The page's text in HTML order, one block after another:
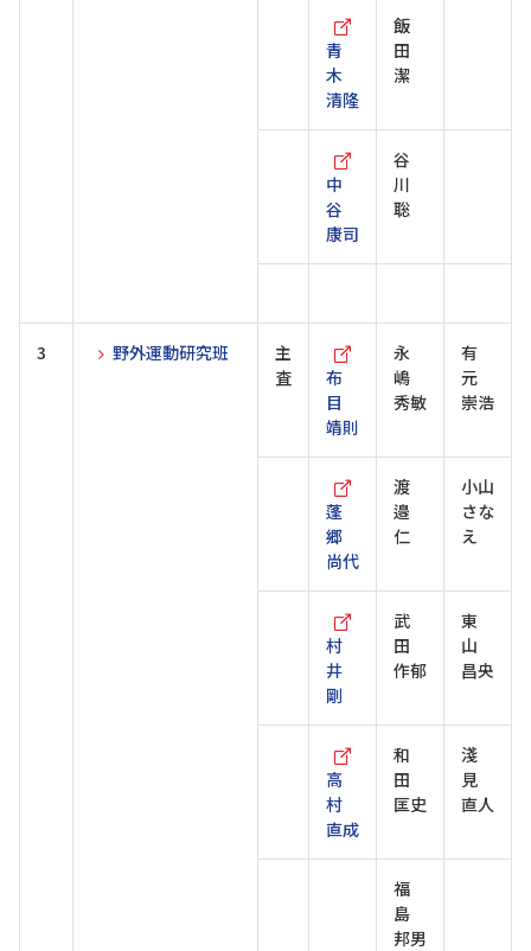
青
木
清隆
飯
田
潔
中
谷
康司
谷
川
聡
3 野外運動研究班
主
査
布
目
靖則
永
嶋
秀敏
有
元
崇浩
蓬
郷
尚代
渡
邉
仁
小山
さな
え
村
井
剛
武
田
作郁
東
山
昌央
高
村
直成
和
田
匡史
淺
見
直人
福
島
邦男